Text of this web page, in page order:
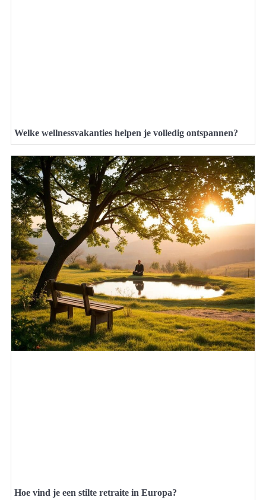
Welke wellnessvakanties helpen je volledig ontspannen?
Hoe vind je een stilte retraite in Europa?